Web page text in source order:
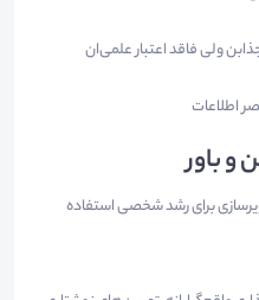
ولی فاقد اعتبار علمی‌ان
اطلاعات
باور
برای رشد شخصی استفاده